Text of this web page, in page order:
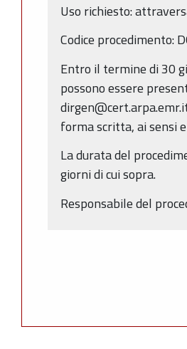
Uso richiesto:
Codice procedimento:
Entro il termine di 30
possono essere
forma scritta, ai sensi
La durata del
giorni di cui sopra.
Responsabile del